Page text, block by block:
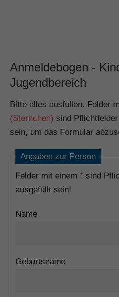
Anmeldebogen -
Jugendbereich
Bitte alles ausfüllen. Felder
(Sternchen) sind
sein, um das Formular
Angaben zur Person
Felder mit einem * sind
ausgefüllt sein!
Name
Geburtsname